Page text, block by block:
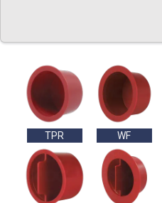
TPR WF